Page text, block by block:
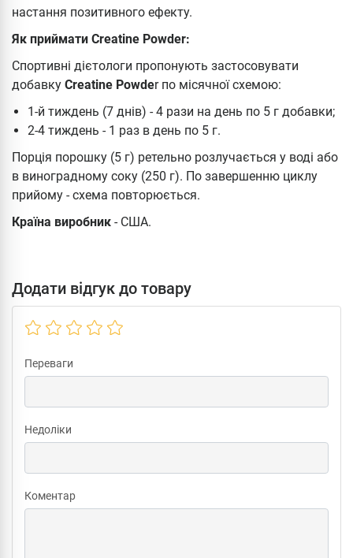
настання позитивного ефекту.
Як приймати Creatine Powder:
Спортивні дієтологи пропонують застосовувати
добавку Creatine Powder по місячної схемою:
1-й тиждень (7 днів) - 4 рази на день по 5 г добавки;
2-4 тиждень - 1 раз в день по 5 г.
Порція порошку (5 г) ретельно розлучається у воді або
в виноградному соку (250 г). По завершенню циклу
прийому - схема повторюється.
Країна виробник - США.
Додати відгук до товару
Переваги
Недоліки
Коментар